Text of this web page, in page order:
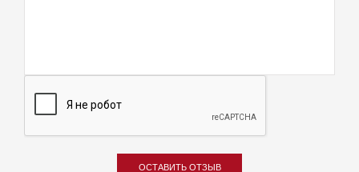
ОСТАВИТЬ ОТЗЫВ